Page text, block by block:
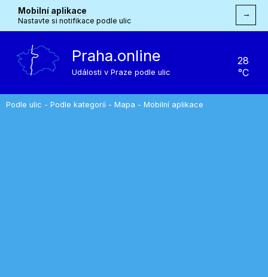
Mobilní aplikace
Nastavte si notifikace podle ulic
→
Praha.online
Události v Praze podle ulic
28
°C
Podle ulic - Podle kategorií - Mapa - Mobilní aplikace